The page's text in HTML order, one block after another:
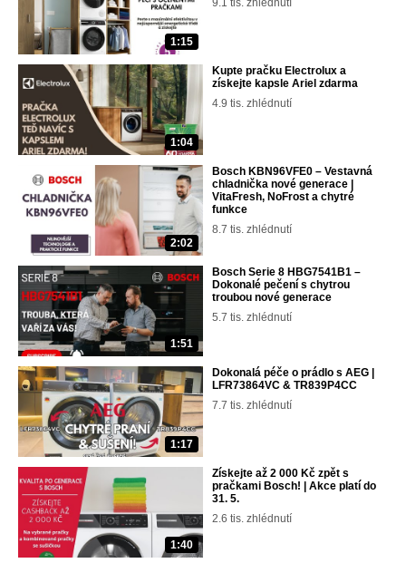
1:15
1:04
Kupte pračku Electrolux a
získejte kapsle Ariel zdarma
4.9 tis. zhlédnutí
2:02
Bosch KBN96VFE0 – Vestavná
chladnička nové generace |
VitaFresh, NoFrost a chytré
funkce
8.7 tis. zhlédnutí
1:51
Bosch Serie 8 HBG7541B1 –
Dokonalé pečení s chytrou
troubou nové generace
5.7 tis. zhlédnutí
1:17
Dokonalá péče o prádlo s AEG |
LFR73864VC & TR839P4CC
7.7 tis. zhlédnutí
1:40
Získejte až 2 000 Kč zpět s
pračkami Bosch! | Akce platí do
31. 5.
2.6 tis. zhlédnutí